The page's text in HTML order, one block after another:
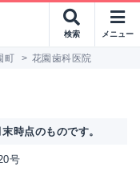
検索 メニュー
町 > 花園歯科医院
時点のものです。
号